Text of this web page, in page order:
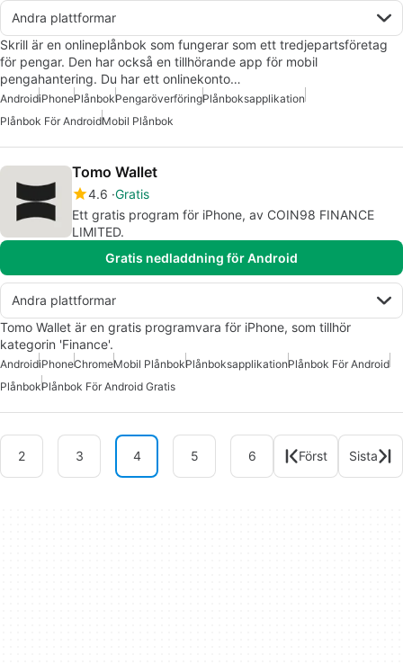
Andra plattformar
Skrill är en onlineplånbok som fungerar som ett tredjepartsföretag
för pengar. Den har också en tillhörande app för mobil
pengahantering. Du har ett onlinekonto…
AndroidiPhonePlånbokPengaröverföringPlånboksapplikation
Plånbok För AndroidMobil Plånbok
Tomo Wallet
4.6 Gratis
Ett gratis program för iPhone, av COIN98 FINANCE
LIMITED.
Gratis nedladdning för Android
Andra plattformar
Tomo Wallet är en gratis programvara för iPhone, som tillhör
kategorin 'Finance'.
AndroidiPhoneChromeMobil PlånbokPlånboksapplikationPlånbok För Android
PlånbokPlånbok För Android Gratis
2 3 4 5 6 Först Sista